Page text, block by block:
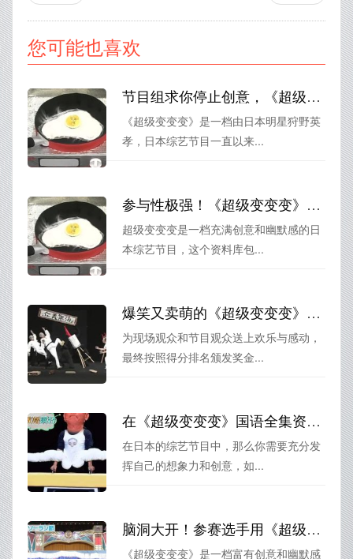
您可能也喜欢
节目组求你停止创意，《超级变变变》国语在线观看
《超级变变变》是一档由日本明星狩野英
孝，日本综艺节目一直以来...
参与性极强！《超级变变变》日本百度云资料库开抢
超级变变变是一档充满创意和幽默感的日
本综艺节目，这个资料库包...
爆笑又卖萌的《超级变变变》合集3，让您度过欢乐每一天
为现场观众和节目观众送上欢乐与感动，
最终按照得分排名颁发奖金...
在《超级变变变》国语全集资源中寻找灵感，打造你的独特创意节目
在日本的综艺节目中，那么你需要充分发
挥自己的想象力和创意，如...
脑洞大开！参赛选手用《超级变变变》打造最炫酷的舞台
《超级变变变》是一档富有创意和幽默感